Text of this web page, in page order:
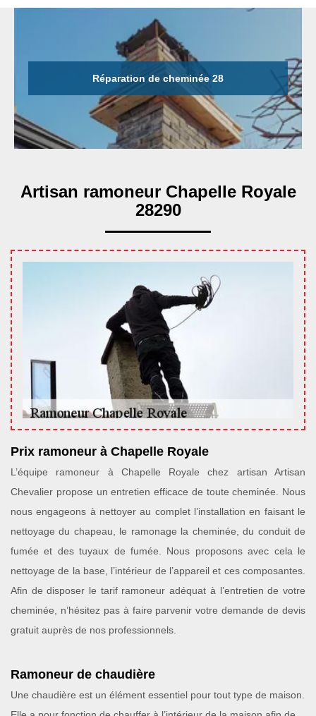
Réparation de cheminée 28
Artisan ramoneur Chapelle Royale
28290
Prix ramoneur à Chapelle Royale
L’équipe ramoneur à Chapelle Royale chez artisan Artisan
Chevalier propose un entretien efficace de toute cheminée. Nous
nous engageons à nettoyer au complet l’installation en faisant le
nettoyage du chapeau, le ramonage la cheminée, du conduit de
fumée et des tuyaux de fumée. Nous proposons avec cela le
nettoyage de la base, l’intérieur de l’appareil et ces composantes.
Afin de disposer le tarif ramoneur adéquat à l’entretien de votre
cheminée, n’hésitez pas à faire parvenir votre demande de devis
gratuit auprès de nos professionnels.
Ramoneur de chaudière
Une chaudière est un élément essentiel pour tout type de maison.